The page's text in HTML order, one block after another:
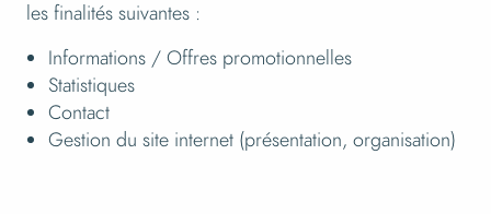
les finalités suivantes :
Informations / Offres promotionnelles
Statistiques
Contact
Gestion du site internet (présentation, organisation)